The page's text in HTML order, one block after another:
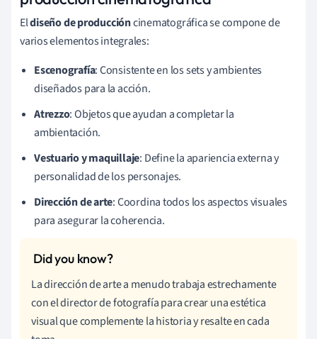
Eldiseño de produccióncinematográfica se compone de
varios elementos integrales:
Escenografía: Consistente en los sets y ambientes
diseñados para la acción.
Atrezzo: Objetos que ayudan a completar la
ambientación.
Vestuario y maquillaje: Define la apariencia externa y
personalidad de los personajes.
Dirección de arte: Coordina todos los aspectos visuales
para asegurar la coherencia.
La dirección de arte a menudo trabaja estrechamente
con el director de fotografía para crear una estética
visual que complemente la historia y resalte en cada